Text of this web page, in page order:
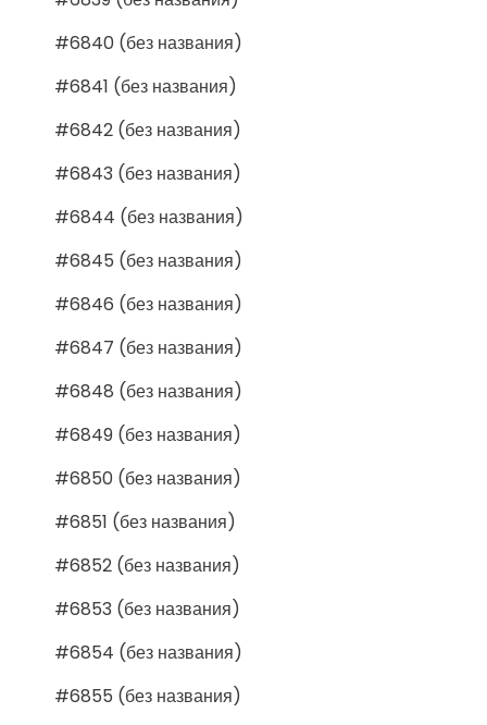
#6840 (без названия)
#6841 (без названия)
#6842 (без названия)
#6843 (без названия)
#6844 (без названия)
#6845 (без названия)
#6846 (без названия)
#6847 (без названия)
#6848 (без названия)
#6849 (без названия)
#6850 (без названия)
#6851 (без названия)
#6852 (без названия)
#6853 (без названия)
#6854 (без названия)
#6855 (без названия)